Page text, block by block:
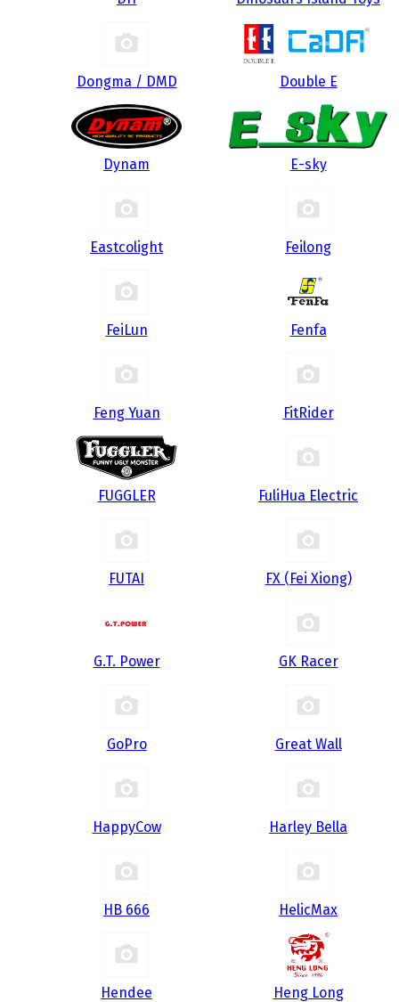
Dongma / DMD Double E
Dynam E-sky
Eastcolight Feilong
FeiLun Fenfa
Feng Yuan FitRider
FUGGLER FuliHua Electric
FUTAI FX (Fei Xiong)
G.T. Power GK Racer
GoPro Great Wall
HappyCow Harley Bella
HB 666 HelicMax
Hendee Heng Long